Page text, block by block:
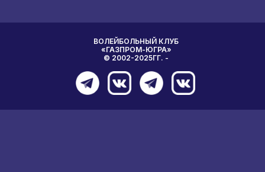
ВОЛЕЙБОЛЬНЫЙ КЛУБ
«ГАЗПРОМ-ЮГРА»
© 2002-2025ГГ. -